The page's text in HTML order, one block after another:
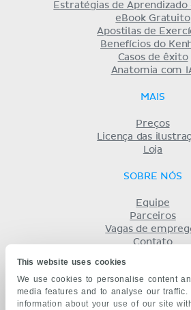
This website uses cookies
We use cookies to personalise content
media features and to analyse our traffic.
information about your use of our site
Estratégias de Aprendizado
eBook Gratuito
Apostilas de
Benefícios do
Casos de êxito
Anatomia com
MAIS
Preços
Licença das
Loja
SOBRE NÓS
Equipe
Parceiros
Vagas de
Contato
Privacidade
KENHUB EM...